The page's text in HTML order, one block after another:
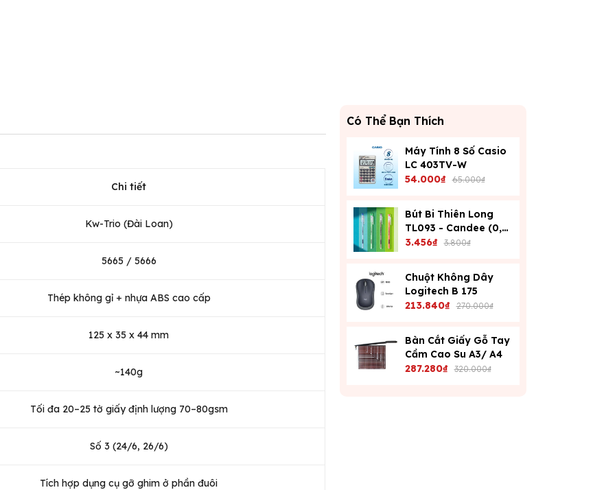
Có Thể Bạn Thích
Máy Tính 8 Số Casio
LC 403TV-W
54.000₫ 65.000₫
Bút Bi Thiên Long
TL093 - Candee (0,6
Mm) - Xanh
3.456₫ 3.800₫
Chuột Không Dây
Logitech B 175
213.840₫ 270.000₫
Bàn Cắt Giấy Gỗ Tay
Cầm Cao Su A3/ A4
287.280₫ 320.000₫
Chi tiết
Kw-Trio (Đài Loan)
5665 / 5666
Thép không gỉ + nhựa ABS cao cấp
125 x 35 x 44 mm
~140g
Tối đa 20–25 tờ giấy định lượng 70–80gsm
Số 3 (24/6, 26/6)
Tích hợp dụng cụ gỡ ghim ở phần đuôi